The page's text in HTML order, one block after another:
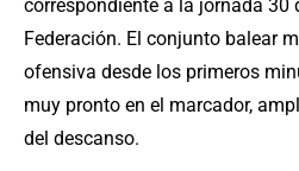
correspondiente a la jornada 30
Federación. El conjunto balear
ofensiva desde los primeros
muy pronto en el marcador,
del descanso.